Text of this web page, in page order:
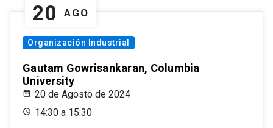
20 AGO
Organización Industrial
Gautam Gowrisankaran, Columbia
University
20 de Agosto de 2024
14:30 a 15:30